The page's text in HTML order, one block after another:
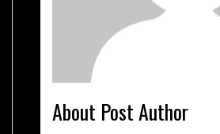
About Post Author